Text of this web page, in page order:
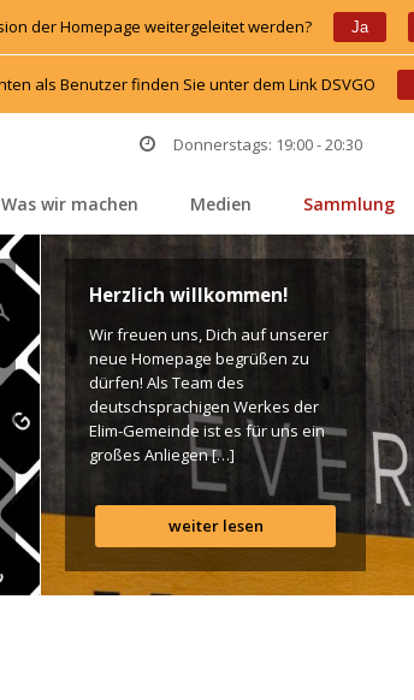
der Homepage weitergeleitet werden? Ja
als Benutzer finden Sie unter dem Link DSVGO
Donnerstags: 19:00 - 20:30
Was wir machen Medien Sammlung
Herzlich willkommen!
Wir freuen uns, Dich auf unserer
neue Homepage begrüßen zu
dürfen! Als Team des
deutschsprachigen Werkes der
Elim-Gemeinde ist es für uns ein
großes Anliegen […]
weiter lesen